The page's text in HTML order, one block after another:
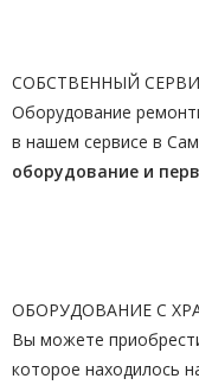
СОБСТВЕННЫЙ
Оборудование
в нашем сервисе в
оборудование и
ОБОРУДОВАНИЕ С
Вы можете
которое находилось